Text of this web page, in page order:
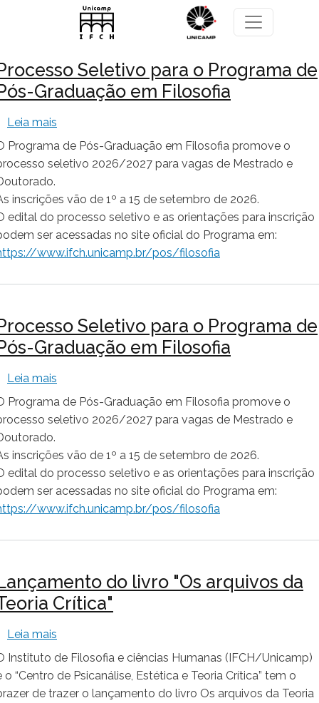
Pular para o conteúdo principal
Seletivo para o Programa de
Graduação em Filosofia
Leia mais
Programa de Pós-Graduação em Filosofia promove o
seletivo 2026/2027 para vagas de Mestrado e
inscrições vão de 1º a 15 de setembro de 2026.
edital do processo seletivo e as orientações para inscrição
ser acessadas no site oficial do Programa em:
www.ifch.unicamp.br/pos/filosofia
Seletivo para o Programa de
Graduação em Filosofia
Leia mais
Programa de Pós-Graduação em Filosofia promove o
seletivo 2026/2027 para vagas de Mestrado e
inscrições vão de 1º a 15 de setembro de 2026.
edital do processo seletivo e as orientações para inscrição
ser acessadas no site oficial do Programa em:
www.ifch.unicamp.br/pos/filosofia
do livro "Os arquivos da
Crítica"
Leia mais
Instituto de Filosofia e ciências Humanas (IFCH/Unicamp)
o “Centro de Psicanálise, Estética e Teoria Crítica” tem o
de trazer o lançamento do livro Os arquivos da Teoria